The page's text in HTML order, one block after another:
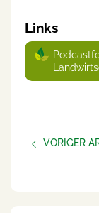
Links
VORIGER